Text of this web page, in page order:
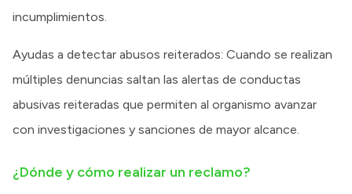
incumplimientos.
Ayudas a detectar abusos reiterados: Cuando se realizan
múltiples denuncias saltan las alertas de conductas
abusivas reiteradas que permiten al organismo avanzar
con investigaciones y sanciones de mayor alcance.
¿Dónde y cómo realizar un reclamo?